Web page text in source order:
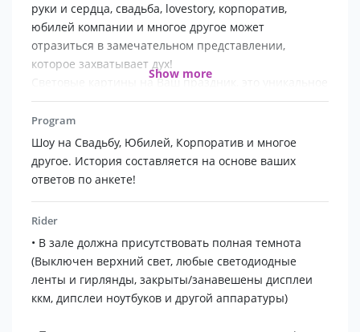
руки и сердца, свадьба, lovestory, корпоратив,
юбилей компании и многое другое может
отразиться в замечательном представлении,
которое захватывает дух!
Световые картины на Ваш праздник, это уникальное
шоу, которое происходит в полной темноте,
художник на специальном экране рисует
фонариками вашу историю. По мере рисования
рисунок испаряется, один кадр перетекает в другой
и зрители видят сюжетную линию, историю,
Show more
Program
Шоу на Свадьбу, Юбилей, Корпоратив и многое
другое. История составляется на основе ваших
ответов по анкете!
Rider
• В зале должна присутствовать полная темнота
(Выключен верхний свет, любые светодиодные
ленты и гирлянды, закрыты/занавешены дисплеи
ккм, дипслеи ноутбуков и другой аппаратуры)